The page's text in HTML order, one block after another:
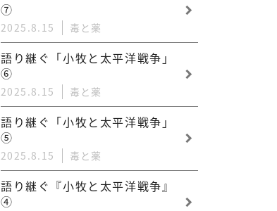
⑦
2025.8.15 毒と薬
語り継ぐ「小牧と太平洋戦争」
⑥
2025.8.15 毒と薬
語り継ぐ「小牧と太平洋戦争」
⑤
2025.8.15 毒と薬
語り継ぐ『小牧と太平洋戦争』
④